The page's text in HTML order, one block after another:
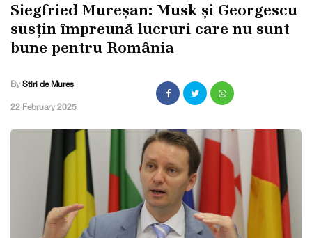
Siegfried Mureșan: Musk și Georgescu
susțin împreună lucruri care nu sunt
bune pentru România
By Stiri de Mures
,22 February 2025